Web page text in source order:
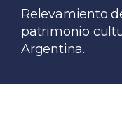
Relevamiento
patrimonio
Argentina.